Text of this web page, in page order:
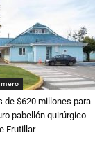
de $620 millones para
pabellón quirúrgico
Frutillar